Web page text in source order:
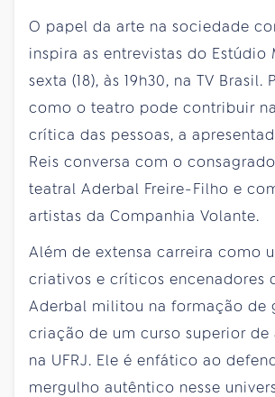
O papel da arte na sociedade
inspira as entrevistas do Estúdio
sexta (18), às 19h30, na TV Brasil.
como o teatro pode contribuir
crítica das pessoas, a
Reis conversa com o
teatral Aderbal Freire-Filho e
artistas da Companhia Volante.
Além de extensa carreira como
criativos e críticos encenadores
Aderbal militou na formação de
criação de um curso superior de
na UFRJ. Ele é enfático ao
mergulho autêntico nesse